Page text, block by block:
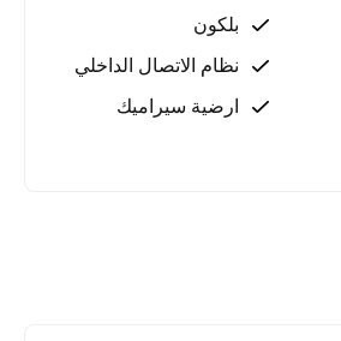
ويتميز بموقعه المتميز من حيث
لحياة عائلية مريحة
داخل مجمع
بلكون
نظام الاتصال الداخلي
ارضية سيراميك